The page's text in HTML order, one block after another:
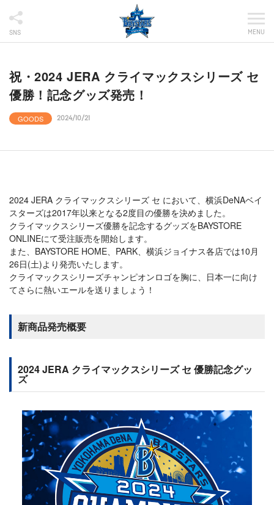
SNS MENU
祝・2024 JERA クライマックスシリーズ セ
優勝！記念グッズ発売！
GOODS 2024/10/21
2024 JERA クライマックスシリーズ セ において、横浜DeNAベイ
スターズは2017年以来となる2度目の優勝を決めました。
クライマックスシリーズ優勝を記念するグッズをBAYSTORE
ONLINEにて受注販売を開始します。
また、BAYSTORE HOME、PARK、横浜ジョイナス各店では10月
26日(土)より発売いたします。
クライマックスシリーズチャンピオンロゴを胸に、日本一に向け
てさらに熱いエールを送りましょう！
新商品発売概要
2024 JERA クライマックスシリーズ セ 優勝記念グッ
ズ